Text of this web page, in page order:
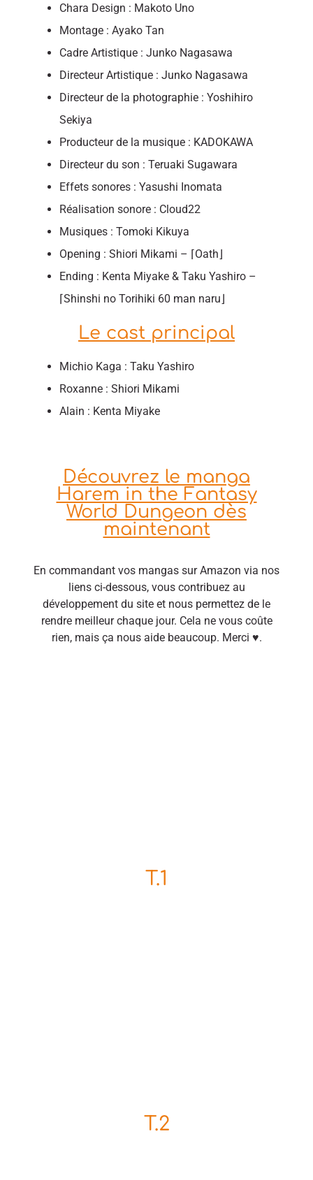
Chara Design : Makoto Uno
Montage : Ayako Tan
Cadre Artistique : Junko Nagasawa
Directeur Artistique : Junko Nagasawa
Directeur de la photographie : Yoshihiro
Sekiya
Producteur de la musique : KADOKAWA
Directeur du son : Teruaki Sugawara
Effets sonores : Yasushi Inomata
Réalisation sonore : Cloud22
Musiques : Tomoki Kikuya
Opening : Shiori Mikami – ⌈Oath⌋
Ending : Kenta Miyake & Taku Yashiro –
⌈Shinshi no Torihiki 60 man naru⌋
Le cast principal
Michio Kaga : Taku Yashiro
Roxanne : Shiori Mikami
Alain : Kenta Miyake
Découvrez le manga
Harem in the Fantasy
World Dungeon dès
maintenant
En commandant vos mangas sur Amazon via nos
liens ci-dessous, vous contribuez au
développement du site et nous permettez de le
rendre meilleur chaque jour. Cela ne vous coûte
rien, mais ça nous aide beaucoup. Merci ♥.
T.1
T.2